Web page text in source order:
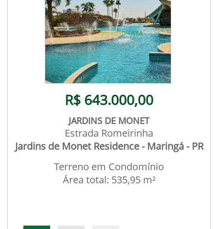
R$ 643.000,00
JARDINS DE MONET
Estrada Romeirinha
Jardins de Monet Residence - Maringá - PR
Terreno em Condomínio
Área total: 535,95 m²